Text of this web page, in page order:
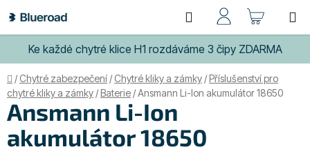
na
obsah
Ke každé chytré klice H1 rozdáváme 3 čipy ZDARMA
Hledat
KOŠÍK
Domů
/ Chytré zabezpečení / Chytré kliky a zámky /Příslušenství pro
chytré kliky a zámky /Baterie / Ansmann Li-Ion akumulátor 18650
Ansmann Li-Ion
akumulátor 18650